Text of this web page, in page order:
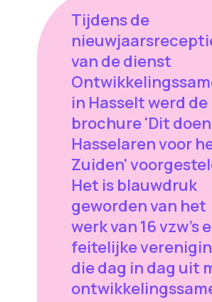
Tijdens de
van de dienst
in Hasselt werd de
brochure 'Dit doen
Hasselaren voor
Zuiden'
Het is blauwdruk
geworden van het
werk van 16 vzw's
feitelijke
die dag in dag uit